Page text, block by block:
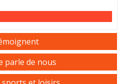
parle de nous